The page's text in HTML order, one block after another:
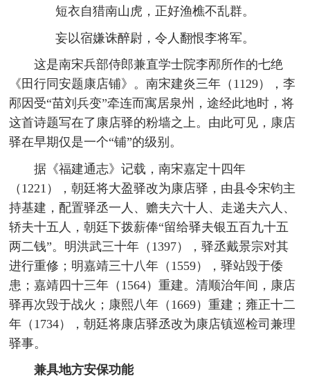
短衣自猎南山虎，正好渔樵不乱群。
妄以宿嫌诛醉尉，令人翻恨李将军。
这是南宋兵部侍郎兼直学士院李邴所作的七绝
《田行同安题康店铺》。南宋建炎三年（1129），李
邴因受“苗刘兵变”牵连而寓居泉州，途经此地时，将
这首诗题写在了康店驿的粉墙之上。由此可见，康店
驿在早期仅是一个“铺”的级别。
据《福建通志》记载，南宋嘉定十四年
（1221），朝廷将大盈驿改为康店驿，由县令宋钧主
持基建，配置驿丞一人、赡夫六十人、走递夫六人、
轿夫十五人，朝廷下拨薪俸“留给驿夫银五百九十五
两二钱”。明洪武三十年（1397），驿丞戴景宗对其
进行重修；明嘉靖三十八年（1559），驿站毁于倭
患；嘉靖四十三年（1564）重建。清顺治年间，康店
驿再次毁于战火；康熙八年（1669）重建；雍正十二
年（1734），朝廷将康店驿丞改为康店镇巡检司兼理
驿事。
兼具地方安保功能